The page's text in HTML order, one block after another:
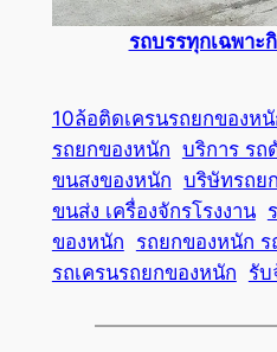
รถบรรทุกเฉพาะ
10ล้อติดเครนรถยกของห
รถยกของหนัก บริการ รถ
ขนสงของหนัก บริษัทรถย
ขนส่ง เครื่องจักรโรงงาน
ของหนัก รถยกของหนัก ร
รถเครนรถยกของหนัก รั